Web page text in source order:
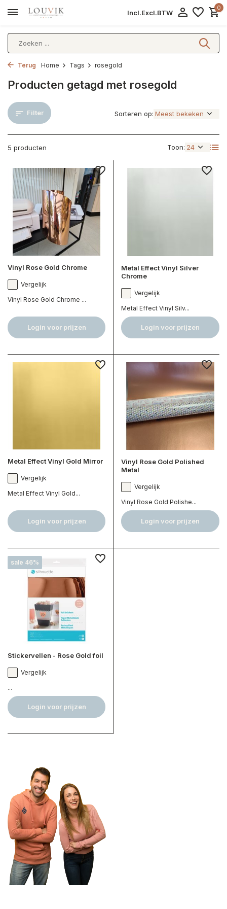
Incl.Excl.BTW
0
Terug Home Tags rosegold
Producten getagd met rosegold
Filter
5 producten Toon:
Sorteren op:
Vinyl Rose Gold Chrome
Vergelijk
Vinyl Rose Gold Chrome ...
Login voor prijzen
Metal Effect Vinyl Silver
Chrome
Vergelijk
Metal Effect Vinyl Silv...
Login voor prijzen
Metal Effect Vinyl Gold Mirror
Vergelijk
Metal Effect Vinyl Gold...
Login voor prijzen
Vinyl Rose Gold Polished
Metal
Vergelijk
Vinyl Rose Gold Polishe...
Login voor prijzen
sale 46%
Stickervellen - Rose Gold foil
Vergelijk
...
Login voor prijzen